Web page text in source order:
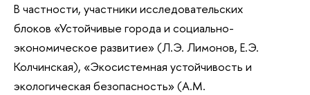
В частности, участники исследовательских
блоков «Устойчивые города и социально-
экономическое развитие» (Л.Э. Лимонов, Е.Э.
Колчинская), «Экосистемная устойчивость и
экологическая безопасность» (А.М.